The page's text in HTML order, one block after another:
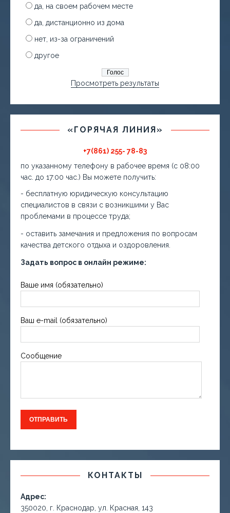
да, на своем рабочем месте
да, дистанционно из дома
нет, из-за ограничений
другое
Просмотреть результаты
«ГОРЯЧАЯ ЛИНИЯ»
+7(861) 255- 78-83
по указанному телефону в рабочее время (с 08:00
час. до 17:00 час.) Вы можете получить:
- бесплатную юридическую консультацию
специалистов в связи с возникшими у Вас
проблемами в процессе труда;
- оставить замечания и предложения по вопросам
качества детского отдыха и оздоровления.
Задать вопрос в онлайн режиме:
Ваше имя (обязательно)
Ваш e-mail (обязательно)
Сообщение
КОНТАКТЫ
Адрес:
350020, г. Краснодар, ул. Красная, 143